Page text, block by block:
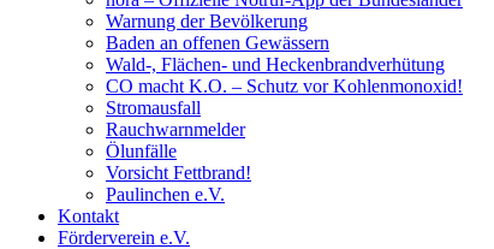
Warnung der Bevölkerung
Baden an offenen Gewässern
Wald-, Flächen- und Heckenbrandverhütung
CO macht K.O. – Schutz vor Kohlenmonoxid!
Stromausfall
Rauchwarnmelder
Ölunfälle
Vorsicht Fettbrand!
Paulinchen e.V.
Kontakt
Förderverein e.V.